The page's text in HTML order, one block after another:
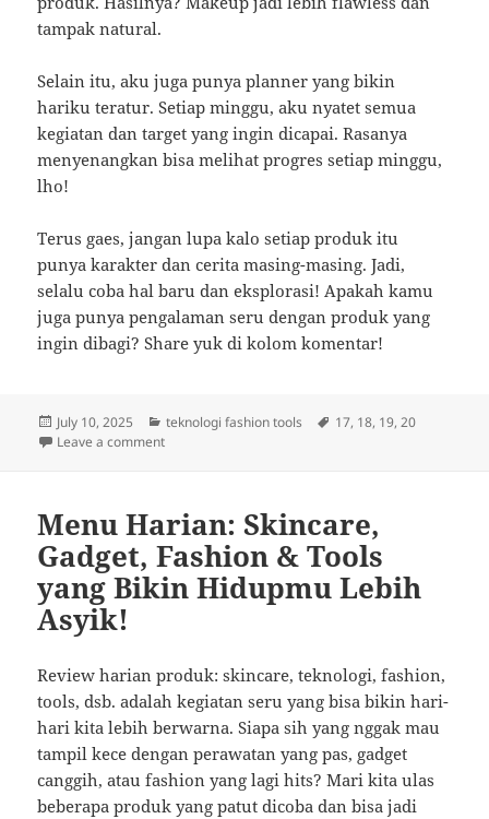
tampak natural.
Selain itu, aku juga punya planner yang bikin
hariku teratur. Setiap minggu, aku nyatet semua
kegiatan dan target yang ingin dicapai. Rasanya
menyenangkan bisa melihat progres setiap minggu,
lho!
Terus gaes, jangan lupa kalo setiap produk itu
punya karakter dan cerita masing-masing. Jadi,
selalu coba hal baru dan eksplorasi! Apakah kamu
juga punya pengalaman seru dengan produk yang
ingin dibagi? Share yuk di kolom komentar!
Posted
on
July 10, 2025 Categories
teknologi fashion tools Tags
17, 18, 19,20
Leave a commenton Keseharian Gaya: Review Seru Skincare, Gadget,
Menu Harian: Skincare,
Gadget, Fashion & Tools
yang Bikin Hidupmu Lebih
Asyik!
Review harian produk: skincare, teknologi, fashion,
tools, dsb. adalah kegiatan seru yang bisa bikin hari-
hari kita lebih berwarna. Siapa sih yang nggak mau
tampil kece dengan perawatan yang pas, gadget
canggih, atau fashion yang lagi hits? Mari kita ulas
beberapa produk yang patut dicoba dan bisa jadi